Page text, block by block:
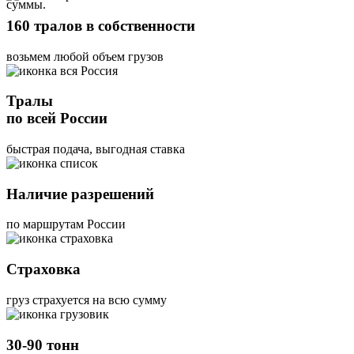
суммы.
160 тралов в собственности
возьмем любой объем грузов
Тралы
по всей России
быстрая подача, выгодная ставка
Наличие разрешений
по маршрутам России
Страховка
груз страхуется на всю сумму
30-90 тонн